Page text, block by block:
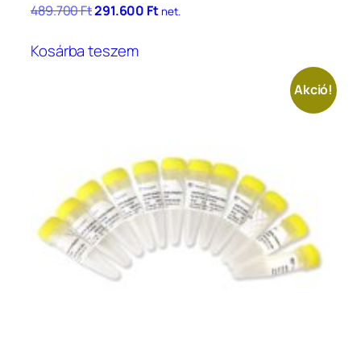
489.700FtOriginal
was:
489.700 Ft.
291.600 FtCurrent
net.
Kosárba teszem
Akció!